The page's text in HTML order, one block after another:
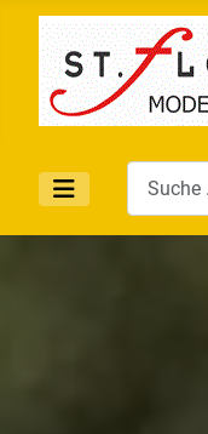
Search